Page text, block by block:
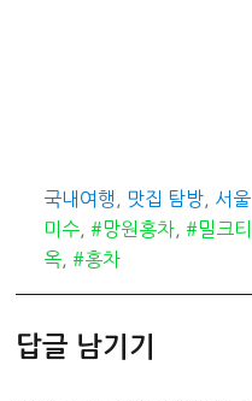
카
테
고
국내여행 맛집 탐방 서울
미수 ,#망원홍차 ,#밀크티
옥 ,#홍차
답글 남기기